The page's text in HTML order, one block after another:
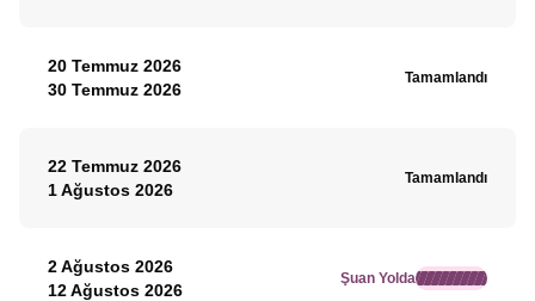
20 Temmuz 2026
30 Temmuz 2026
Tamamlandı
22 Temmuz 2026
1 Ağustos 2026
Tamamlandı
2 Ağustos 2026
12 Ağustos 2026
Şuan Yolda